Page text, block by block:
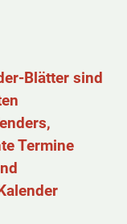
Blätter sind
Termine